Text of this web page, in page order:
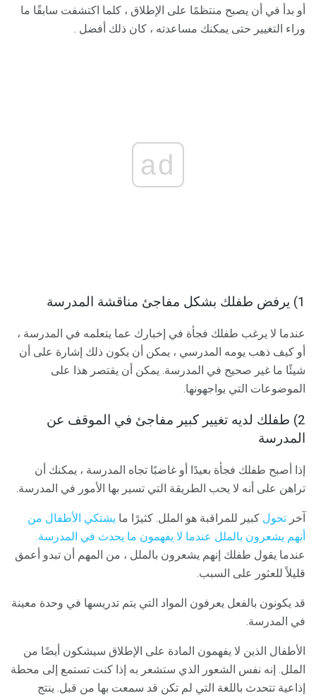
أو بدأ في أن يصبح منتظمًا على الإطلاق ، كلما اكتشفت سابقًا ما
وراء التغيير حتى يمكنك مساعدته ، كان ذلك أفضل .
ad
1) يرفض طفلك بشكل مفاجئ مناقشة المدرسة
عندما لا يرغب طفلك فجأة في إخبارك عما يتعلمه في المدرسة ،
أو كيف ذهب يومه المدرسي ، يمكن أن يكون ذلك إشارة على أن
شيئًا ما غير صحيح في المدرسة. يمكن أن يقتصر هذا على
الموضوعات التي يواجهونها.
2) طفلك لديه تغيير كبير مفاجئ في الموقف عن
المدرسة
إذا أصبح طفلك فجأة بعيدًا أو غاضبًا تجاه المدرسة ، يمكنك أن
تراهن على أنه لا يحب الطريقة التي تسير بها الأمور في المدرسة.
آخر تحول كبير للمراقبة هو الملل. كثيرًا ما يشتكي الأطفال من
أنهم يشعرون بالملل عندما لا يفهمون ما يحدث في المدرسة.
عندما يقول طفلك إنهم يشعرون بالملل ، من المهم أن تبدو أعمق
قليلاً للعثور على السبب.
قد يكونون بالفعل يعرفون المواد التي يتم تدريسها في وحدة معينة
في المدرسة.
الأطفال الذين لا يفهمون المادة على الإطلاق سيشكون أيضًا من
الملل. إنه نفس الشعور الذي ستشعر به إذا كنت تستمع إلى محطة
إذاعية تتحدث باللغة التي لم تكن قد سمعت بها من قبل. ينتج